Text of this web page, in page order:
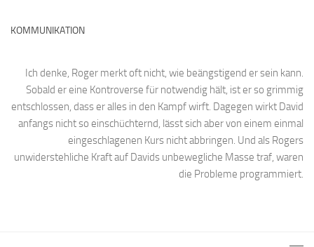
KOMMUNIKATION
Ich denke, Roger merkt oft nicht, wie beängstigend er sein kann.
Sobald er eine Kontroverse für notwendig hält, ist er so grimmig
entschlossen, dass er alles in den Kampf wirft. Dagegen wirkt David
anfangs nicht so einschüchternd, lässt sich aber von einem einmal
eingeschlagenen Kurs nicht abbringen. Und als Rogers
unwiderstehliche Kraft auf Davids unbewegliche Masse traf, waren
die Probleme programmiert.